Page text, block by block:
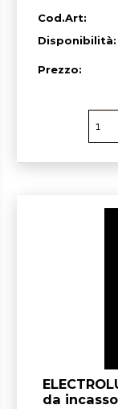
Cod.Art:
Disponibilità:
Prezzo:
da